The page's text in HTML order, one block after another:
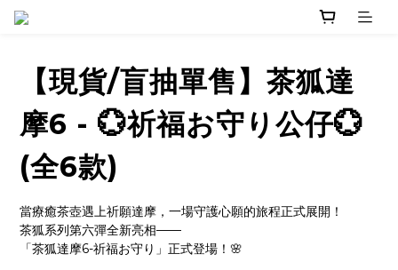
【現貨/盲抽單售】茶狐達
摩6 - 💮祈福お守り公仔💮
(全6款)
當療癒茶壺遇上祈願達摩，一場守護心願的旅程正式展開！
茶狐系列第六彈全新亮相——
「茶狐達摩6-祈福お守り」正式登場！🌸